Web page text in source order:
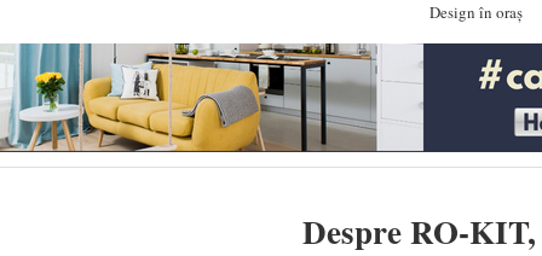
Design în oraș
Despre RO-